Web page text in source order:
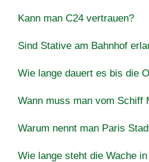
Kann man C24 vertrauen?
Sind Stative am Bahnhof
Wie lange dauert es bis die
Wann muss man vom Schiff
Warum nennt man Paris
Wie lange steht die Wache